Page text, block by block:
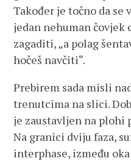
Također je točno da se
jedan nehuman čovjek
zagaditi, „a polag
hočeš navčiti“.
Prebirem sada misli
trenutcima na slici.
je zaustavljen na plohi
Na granici dviju faza,
interphase, između